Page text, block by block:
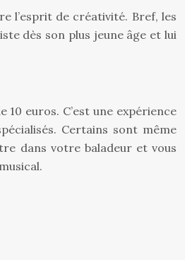
l’esprit de créativité. Bref, les
dès son plus jeune âge et lui
euros. C’est une expérience
Certains sont même
dans votre baladeur et vous